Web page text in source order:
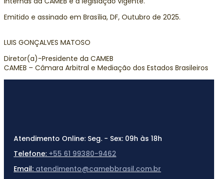
Emitido e assinado em Brasília, DF, Outubro de 2025.
LUIS GONÇALVES MATOSO
Diretor(a)-Presidente da CAMEB
CAMEB – Câmara Arbitral e Mediação dos Estados Brasileiros
Atendimento Online: Seg. - Sex: 09h às 18h
Telefone: +55 61 99380-9462
Email: atendimento@camebbrasil.com.br